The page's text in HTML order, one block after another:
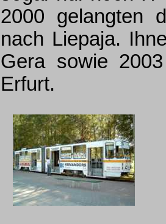
2000 gelangten
nach Liepaja.
Gera sowie
Erfurt.